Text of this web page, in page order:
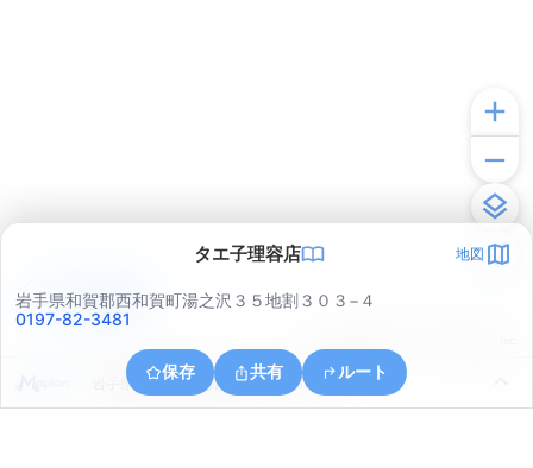
タエ子理容店 地図
岩手県和賀郡西和賀町湯之沢３５地割３０３−４
0197-82-3481
保存 共有 ルート
岩手県和賀郡西和賀町上野々３８地割
アプリで見る